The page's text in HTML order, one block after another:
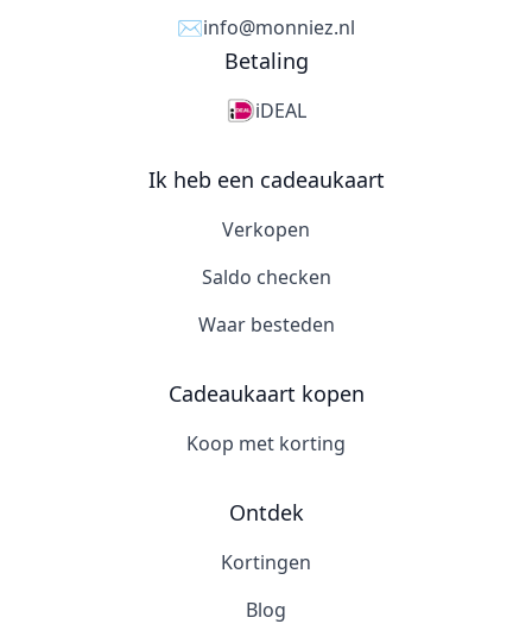
✉️info@monniez.nl
Betaling
iDEAL
Ik heb een cadeaukaart
Verkopen
Saldo checken
Waar besteden
Cadeaukaart kopen
Koop met korting
Ontdek
Kortingen
Blog